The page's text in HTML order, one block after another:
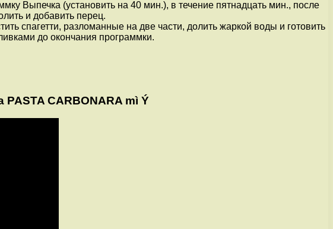
Выпечка (установить на 40 мин.), в течение пятнадцать мин., после
и добавить перец.
спагетти, разломанные на две части, долить жаркой воды и готовить
до окончания программки.
CARBONARA mì Ý